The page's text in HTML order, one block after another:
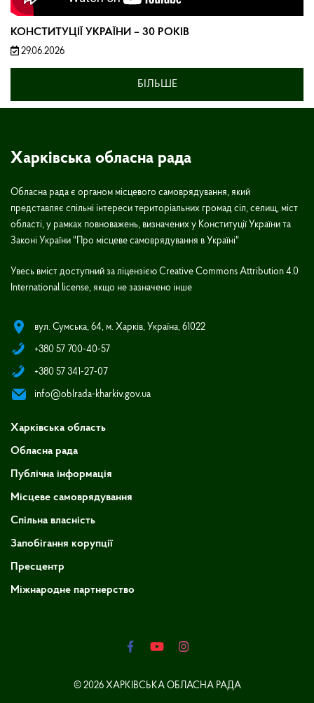
КОНСТИТУЦІЇ УКРАЇНИ – 30 РОКІВ
29.06.2026
БІЛЬШЕ
Харківська обласна рада
Обласна рада є органом місцевого самоврядування, який
представляє спільні інтереси територіальних громад сіл, селищ, міст
області, у рамках повноважень, визначених у Конституції України та
Законі України "Про місцеве самоврядування в Україні"
Увесь вміст доступний за ліцензією Creative Commons Attribution 4.0
International license, якщо не зазначено інше
вул. Сумська, 64, м. Харків, Україна, 61022
+380 57 700-40-57
+380 57 341-27-07
info@oblrada-kharkiv.gov.ua
Харківська область
Обласна рада
Публічна інформація
Місцеве самоврядування
Спільна власність
Запобігання корупції
Пресцентр
Міжнародне партнерство
© 2026 ХАРКІВСЬКА ОБЛАСНА РАДА